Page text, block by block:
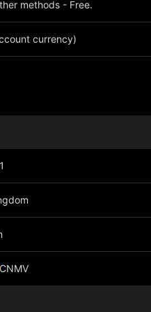
methods - Free.
currency)
CNMV